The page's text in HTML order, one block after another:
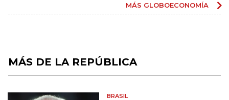
MÁS GLOBOECONOMÍA
MÁS DE LA REPÚBLICA
BRASIL